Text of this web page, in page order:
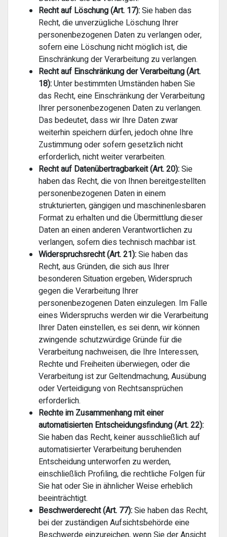
Recht auf Löschung (Art. 17):Sie haben das
Recht, die unverzügliche Löschung Ihrer
personenbezogenen Daten zu verlangen oder,
sofern eine Löschung nicht möglich ist, die
Einschränkung der Verarbeitung zu verlangen.
Recht auf Einschränkung der Verarbeitung (Art.
18):Unter bestimmten Umständen haben Sie
das Recht, eine Einschränkung der Verarbeitung
Ihrer personenbezogenen Daten zu verlangen.
Das bedeutet, dass wir Ihre Daten zwar
weiterhin speichern dürfen, jedoch ohne Ihre
Zustimmung oder sofern gesetzlich nicht
erforderlich, nicht weiter verarbeiten.
Recht auf Datenübertragbarkeit (Art. 20):Sie
haben das Recht, die von Ihnen bereitgestellten
personenbezogenen Daten in einem
strukturierten, gängigen und maschinenlesbaren
Format zu erhalten und die Übermittlung dieser
Daten an einen anderen Verantwortlichen zu
verlangen, sofern dies technisch machbar ist.
Widerspruchsrecht (Art. 21):Sie haben das
Recht, aus Gründen, die sich aus Ihrer
besonderen Situation ergeben, Widerspruch
gegen die Verarbeitung Ihrer
personenbezogenen Daten einzulegen. Im Falle
eines Widerspruchs werden wir die Verarbeitung
Ihrer Daten einstellen, es sei denn, wir können
zwingende schutzwürdige Gründe für die
Verarbeitung nachweisen, die Ihre Interessen,
Rechte und Freiheiten überwiegen, oder die
Verarbeitung ist zur Geltendmachung, Ausübung
oder Verteidigung von Rechtsansprüchen
erforderlich.
Rechte im Zusammenhang mit einer
automatisierten Entscheidungsfindung (Art. 22):
Sie haben das Recht, keiner ausschließlich auf
automatisierter Verarbeitung beruhenden
Entscheidung unterworfen zu werden,
einschließlich Profiling, die rechtliche Folgen für
Sie hat oder Sie in ähnlicher Weise erheblich
beeinträchtigt.
Beschwerderecht (Art. 77):Sie haben das Recht,
bei der zuständigen Aufsichtsbehörde eine